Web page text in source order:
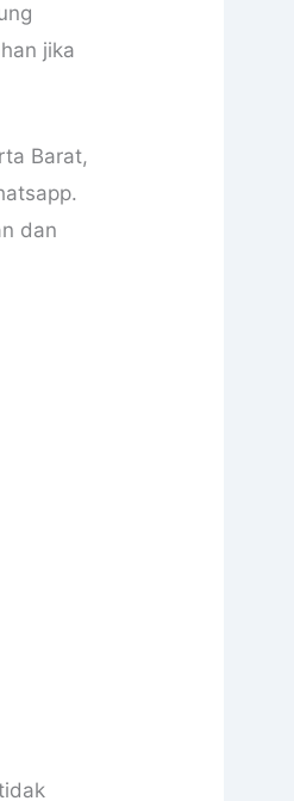
jika
Barat,
dan